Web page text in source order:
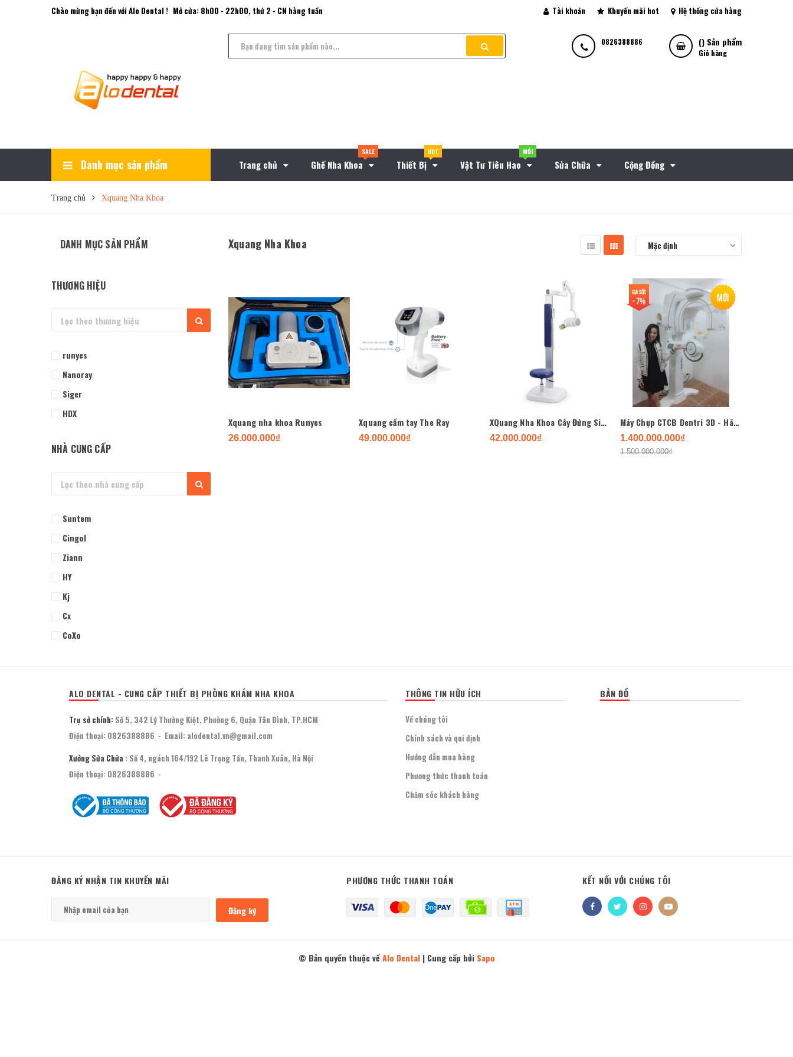
Chào mừng bạn đến với Alo Dental ! Mở cửa: 8h00 - 22h00, thứ 2 - CN hàng tuần Tài khoản Khuyến mãi hot Hệ thống cửa hàng
0826388886 () Sản phẩm
Giỏ hàng
Danh mục sản phẩm Trang chủ Ghế Nha Khoa
SALE
Thiết Bị
HOT
Vật Tư Tiêu Hao
MỚI
Sửa Chữa Cộng Đồng
Trang chủ Xquang Nha Khoa
Xquang Nha Khoa Mặc định
Xquang nha khoa Runyes
26.000.000₫
Xquang cầm tay The Ray
49.000.000₫
XQuang Nha Khoa Cây Đứng Siger
42.000.000₫
Mới
Giá sốc
- 7%
Máy Chụp CTCB Dentri 3D - Hãng HDX
1.400.000.000₫
1.500.000.000₫
DANH MỤC SẢN PHẨM
THƯƠNG HIỆU
runyes
Nanoray
Siger
HDX
NHÀ CUNG CẤP
Suntem
Cingol
Ziann
HY
Kj
Cx
CoXo
Vatech
ALO DENTAL - CUNG CẤP THIẾT BỊ PHÒNG KHÁM NHA KHOA
Trụ sở chính: Số 5, 342 Lý Thường Kiệt, Phường 6, Quận Tân Bình, TP.HCM
Điện thoại: 0826388886 - Email: alodental.vn@gmail.com
Xưởng Sửa Chữa : Số 4, ngách 164/192 Lê Trọng Tấn, Thanh Xuân, Hà Nội
Điện thoại: 0826388886 -
THÔNG TIN HỮU ÍCH
Về chúng tôi
Chính sách và qui định
Hướng dẫn mua hàng
Phương thức thanh toán
Chăm sóc khách hàng
BẢN ĐỒ
ĐĂNG KÝ NHẬN TIN KHUYẾN MÃI
Đăng ký
PHƯƠNG THỨC THANH TOÁN KẾT NỐI VỚI CHÚNG TÔI
© Bản quyền thuộc vềAlo Dental| Cung cấp bởi Sapo